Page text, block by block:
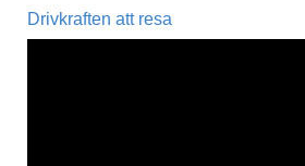
Drivkraften att resa